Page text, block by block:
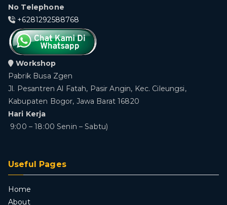
No Telephone
+6281292588768
Workshop
Pabrik Busa Zgen
Jl. Pesantren Al Fatah, Pasir Angin, Kec. Cileungsi,
Kabupaten Bogor, Jawa Barat 16820
Hari Kerja
9:00 – 18:00 Senin – Sabtu)
Useful Pages
Home
About